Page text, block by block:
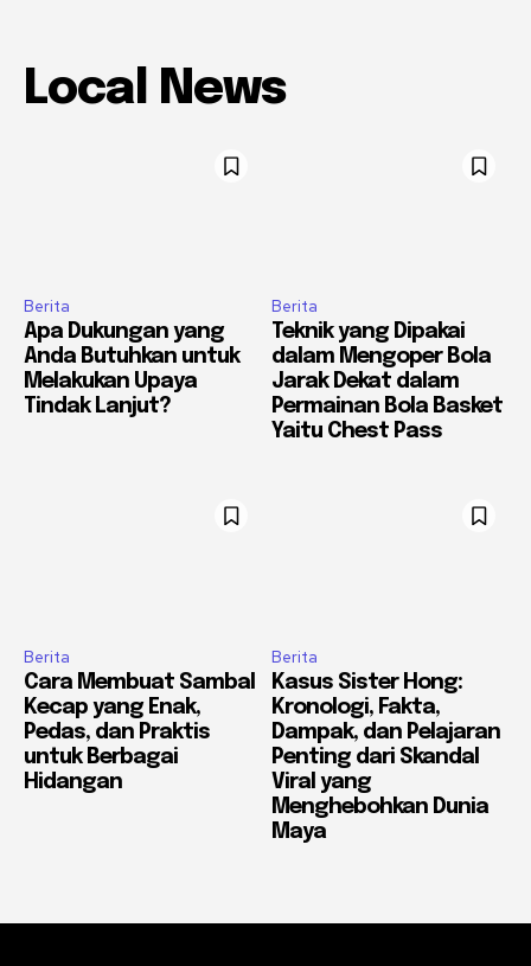
Local News
Berita
Apa Dukungan yang
Anda Butuhkan untuk
Melakukan Upaya
Tindak Lanjut?
Berita
Teknik yang Dipakai
dalam Mengoper Bola
Jarak Dekat dalam
Permainan Bola Basket
Yaitu Chest Pass
Berita
Cara Membuat Sambal
Kecap yang Enak,
Pedas, dan Praktis
untuk Berbagai
Hidangan
Berita
Kasus Sister Hong:
Kronologi, Fakta,
Dampak, dan Pelajaran
Penting dari Skandal
Viral yang
Menghebohkan Dunia
Maya